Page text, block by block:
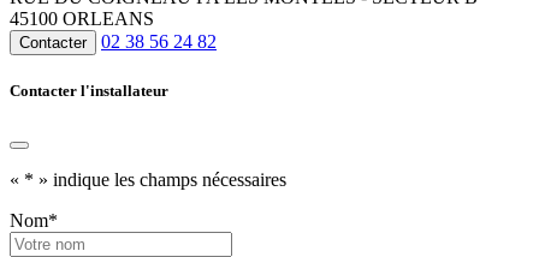
45100 ORLEANS
Contacter 02 38 56 24 82
Contacter l'installateur
« * » indique les champs nécessaires
Nom*